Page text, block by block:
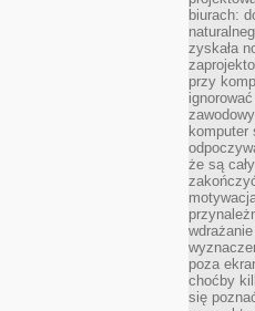
biurach:
zyskała
przy
że są
poza
choćby
się